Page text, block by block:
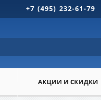
+7 (495) 232-61-79
АКЦИИ И СКИДКИ